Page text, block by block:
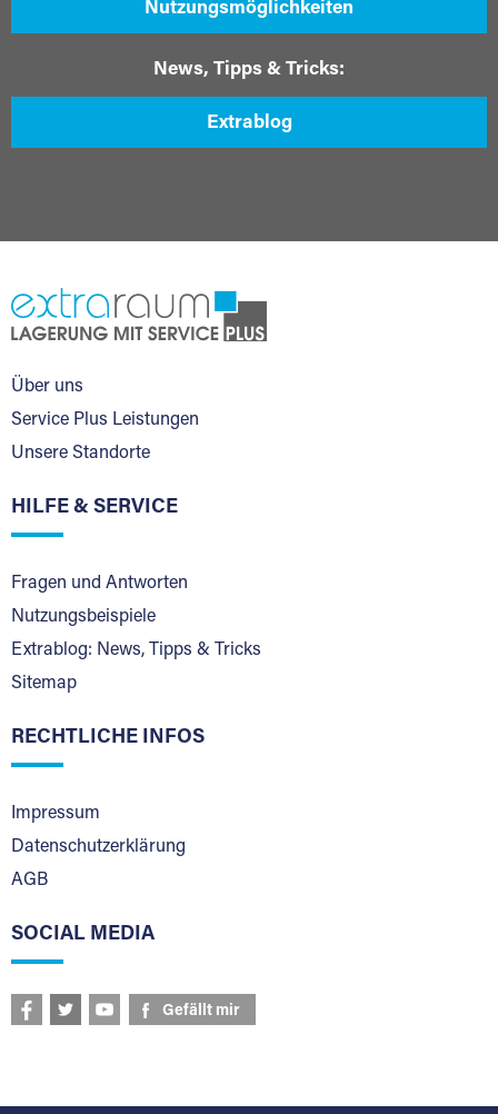
Nutzungsmöglichkeiten
News, Tipps & Tricks:
Extrablog
Über uns
Service Plus Leistungen
Unsere Standorte
HILFE & SERVICE
Fragen und Antworten
Nutzungsbeispiele
Extrablog: News, Tipps & Tricks
Sitemap
RECHTLICHE INFOS
Impressum
Datenschutzerklärung
AGB
SOCIAL MEDIA
Gefällt mir